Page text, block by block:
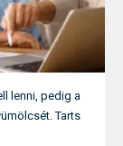
lenni, pedig a
Tarts